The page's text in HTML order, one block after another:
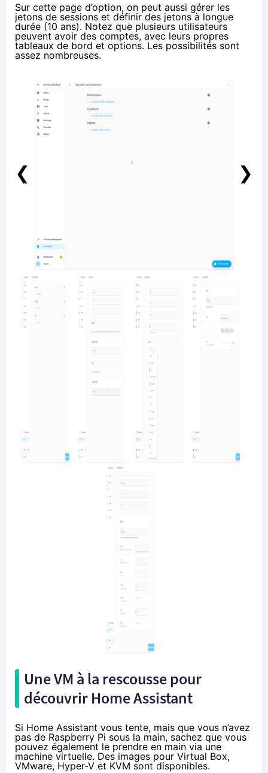
Sur cette page d’option, on peut aussi gérer les
jetons de sessions et définir des jetons à longue
durée (10 ans). Notez que plusieurs utilisateurs
peuvent avoir des comptes, avec leurs propres
tableaux de bord et options. Les possibilités sont
assez nombreuses.
❮ ❯
Une VM à la rescousse pour
découvrir Home Assistant
Si Home Assistant vous tente, mais que vous n’avez
pas de Raspberry Pi sous la main, sachez que vous
pouvez également le prendre en main via une
machine virtuelle. Des images pour Virtual Box,
VMware, Hyper-V et KVM sont disponibles.